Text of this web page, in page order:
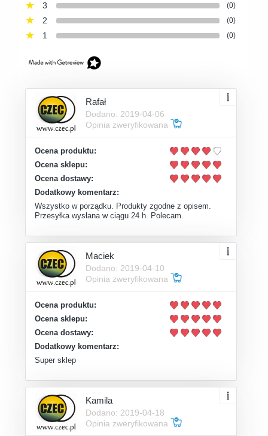
3 (0)
2 (0)
1 (0)
Rafał
Dodano: 2019-04-06
Opinia zweryfikowana
Ocena produktu:
Ocena sklepu:
Ocena dostawy:
Dodatkowy komentarz:
Wszystko w porządku. Produkty zgodne z opisem.
Przesyłka wysłana w ciągu 24 h. Polecam.
Maciek
Dodano: 2019-04-10
Opinia zweryfikowana
Ocena produktu:
Ocena sklepu:
Ocena dostawy:
Dodatkowy komentarz:
Super sklep
Kamila
Dodano: 2019-04-18
Opinia zweryfikowana